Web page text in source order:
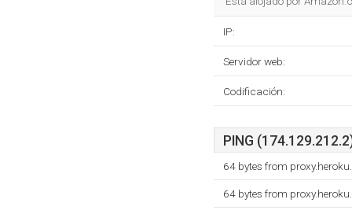
IP:
Servidor web:
Codificación:
PING
64 bytes from
64 bytes from